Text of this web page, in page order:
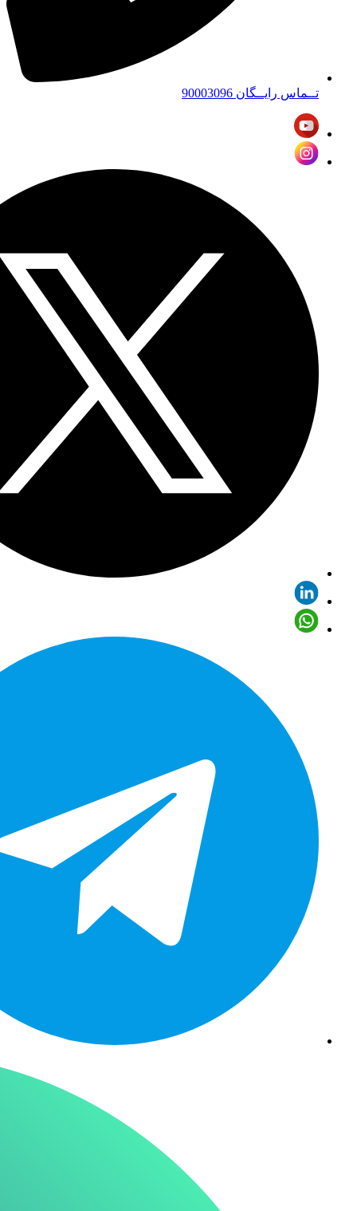
تــماس رایــگان 90003096